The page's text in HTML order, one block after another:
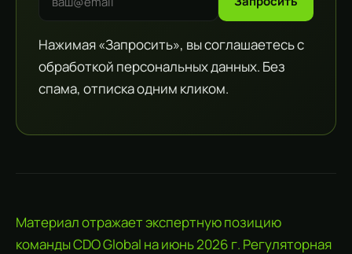
Нажимая «Запросить», вы соглашаетесь с
обработкой персональных данных. Без
спама, отписка одним кликом.
Материал отражает экспертную позицию
команды CDO Global на июнь 2026 г. Регуляторная